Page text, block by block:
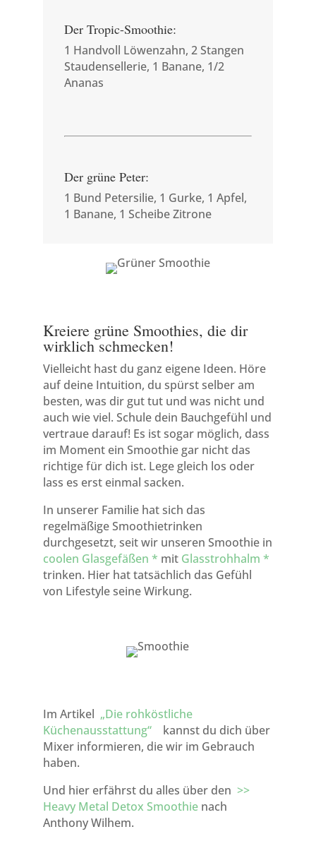
Der Tropic-Smoothie:
1 Handvoll Löwenzahn, 2 Stangen
Staudensellerie, 1 Banane, 1/2
Ananas
Der grüne Peter:
1 Bund Petersilie, 1 Gurke, 1 Apfel,
1 Banane, 1 Scheibe Zitrone
Kreiere grüne Smoothies, die dir
wirklich schmecken!
Vielleicht hast du ganz eigene Ideen. Höre
auf deine Intuition, du spürst selber am
besten, was dir gut tut und was nicht und
auch wie viel. Schule dein Bauchgefühl und
vertraue darauf! Es ist sogar möglich, dass
im Moment ein Smoothie gar nicht das
richtige für dich ist. Lege gleich los oder
lass es erst einmal sacken.
In unserer Familie hat sich das
regelmäßige Smoothietrinken
durchgesetzt, seit wir unseren Smoothie in
coolen Glasgefäßen * mit Glasstrohhalm *
trinken. Hier hat tatsächlich das Gefühl
von Lifestyle seine Wirkung.
Im Artikel „Die rohköstliche
Küchenausstattung“kannst du dich über
Mixer informieren, die wir im Gebrauch
haben.
Und hier erfährst du alles über den >>
Heavy Metal Detox Smoothienach
Anthony Wilhem.